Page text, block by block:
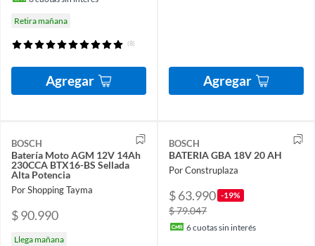
Retira mañana
(8)
Agregar Agregar
BOSCH
Batería Moto AGM 12V 14Ah
230CCA BTX16-BS Sellada
Alta Potencia
Por Shopping Tayma
$ 90.990
Llega mañana
BOSCH
BATERIA GBA 18V 20 AH
Por Construplaza
$ 63.990 -19%
$ 79.047
6cuotas sin interés